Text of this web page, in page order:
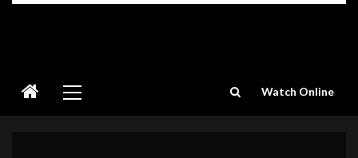
Menu
Watch Online